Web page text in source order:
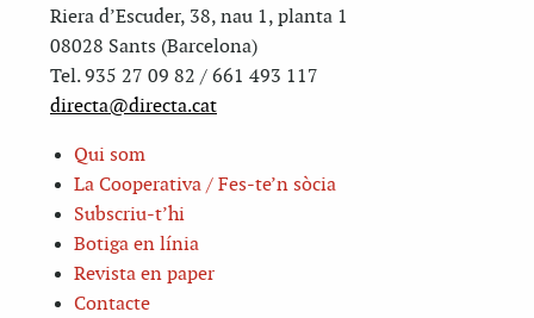
Riera d’Escuder, 38, nau 1, planta 1
08028 Sants (Barcelona)
Tel. 935 27 09 82 / 661 493 117
directa@directa.cat
Qui som
La Cooperativa / Fes-te’n sòcia
Subscriu-t’hi
Botiga en línia
Revista en paper
Contacte